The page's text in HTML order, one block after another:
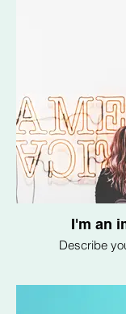
I'm an
Describe